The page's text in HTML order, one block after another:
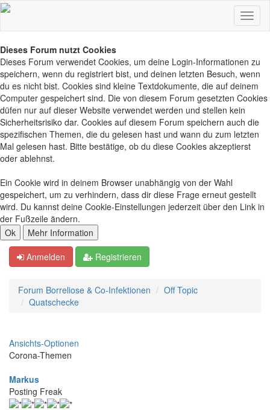
Dieses Forum nutzt Cookies
Dieses Forum verwendet Cookies, um deine Login-Informationen zu
speichern, wenn du registriert bist, und deinen letzten Besuch, wenn
du es nicht bist. Cookies sind kleine Textdokumente, die auf deinem
Computer gespeichert sind. Die von diesem Forum gesetzten Cookies
düfen nur auf dieser Website verwendet werden und stellen kein
Sicherheitsrisiko dar. Cookies auf diesem Forum speichern auch die
spezifischen Themen, die du gelesen hast und wann du zum letzten
Mal gelesen hast. Bitte bestätige, ob du diese Cookies akzeptierst
oder ablehnst.
Ein Cookie wird in deinem Browser unabhängig von der Wahl
gespeichert, um zu verhindern, dass dir diese Frage erneut gestellt
wird. Du kannst deine Cookie-Einstellungen jederzeit über den Link in
der Fußzeile ändern.
Anmelden Registrieren
Forum Borreliose & Co-Infektionen
Off Topic
Quatschecke
Ansichts-Optionen
Corona-Themen
Markus
Posting Freak